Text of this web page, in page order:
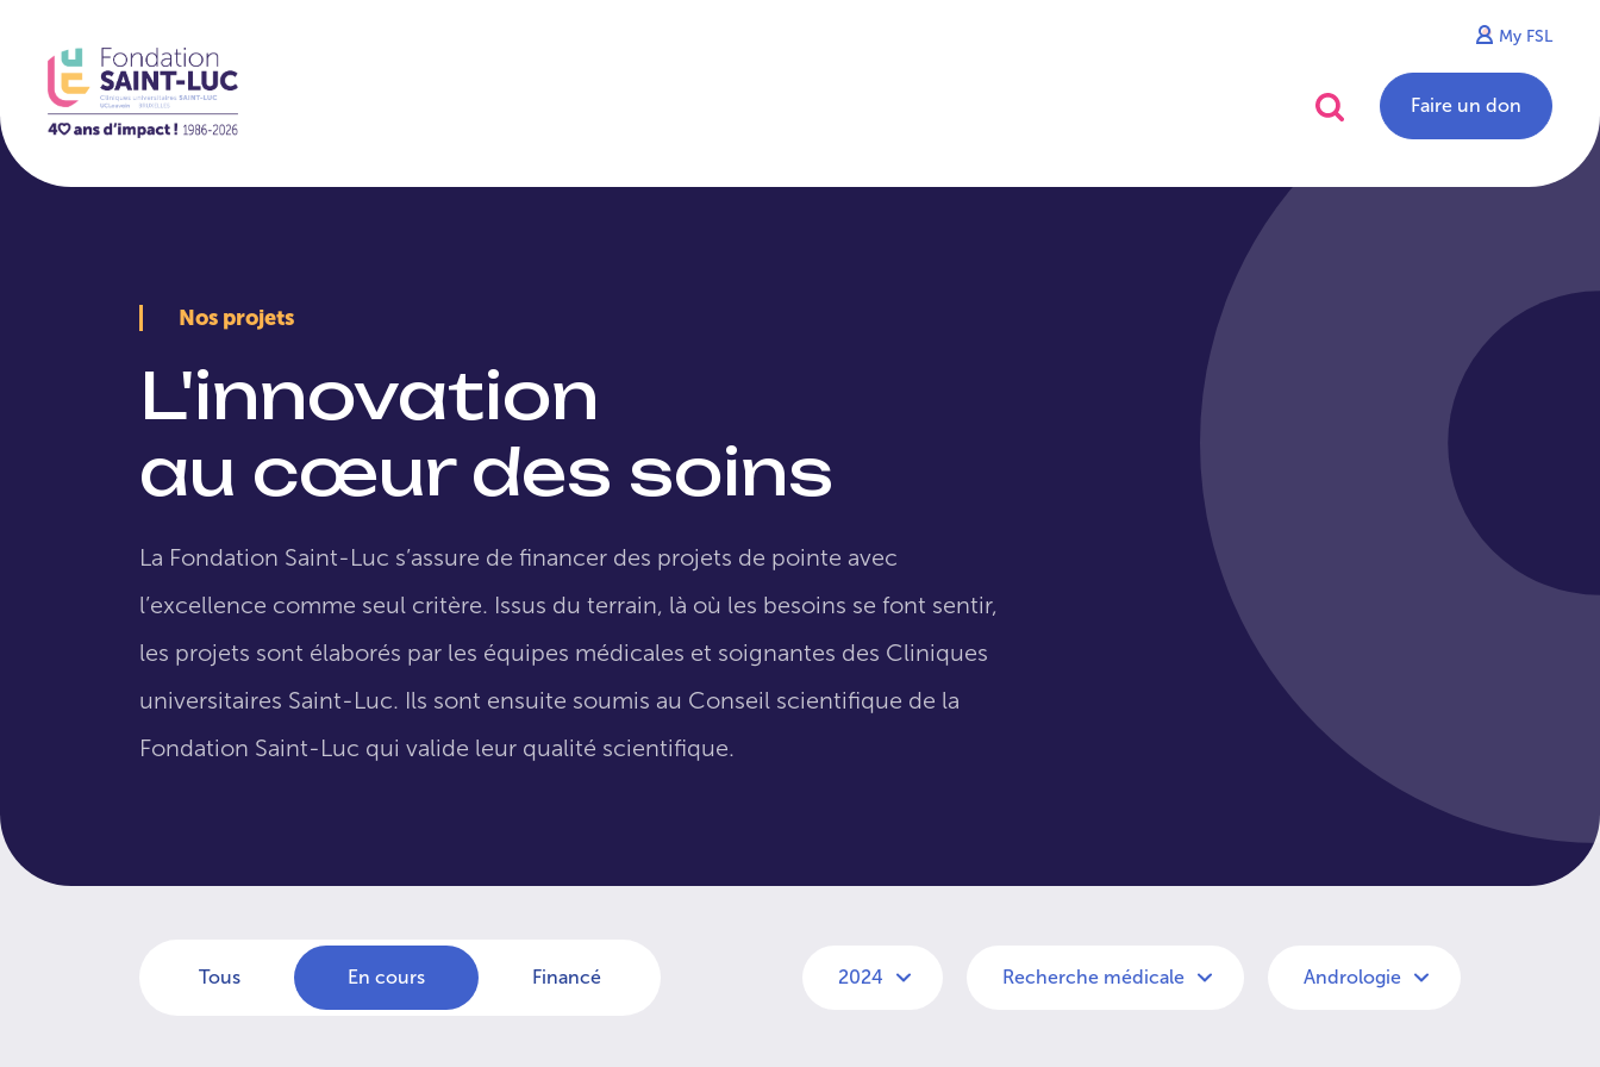
My FSL
Faire un don
Nos projets
L'innovation
au cœur des soins
La Fondation Saint-Luc s’assure de financer des projets de pointe avec
l’excellence comme seul critère. Issus du terrain, là où les besoins se font sentir,
les projets sont élaborés par les équipes médicales et soignantes des Cliniques
universitaires Saint-Luc. Ils sont ensuite soumis au Conseil scientifique de la
Fondation Saint-Luc qui valide leur qualité scientifique.
Tous En cours Financé 2024 Recherche médicale Andrologie